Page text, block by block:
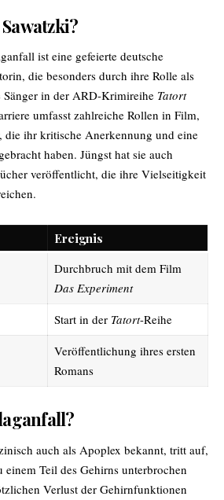
ist eine gefeierte deutsche
die besonders durch ihre Rolle als
in der ARD-Krimireihe Tatort
umfasst zahlreiche Rollen in Film,
die ihr kritische Anerkennung und eine
haben. Jüngst hat sie auch
veröffentlicht, die ihre Vielseitigkeit
Ereignis
Durchbruch mit dem Film
Das Experiment
Start in der Tatort-Reihe
Veröffentlichung ihres ersten
Romans
auch als Apoplex bekannt, tritt auf,
Teil des Gehirns unterbrochen
Verlust der Gehirnfunktionen